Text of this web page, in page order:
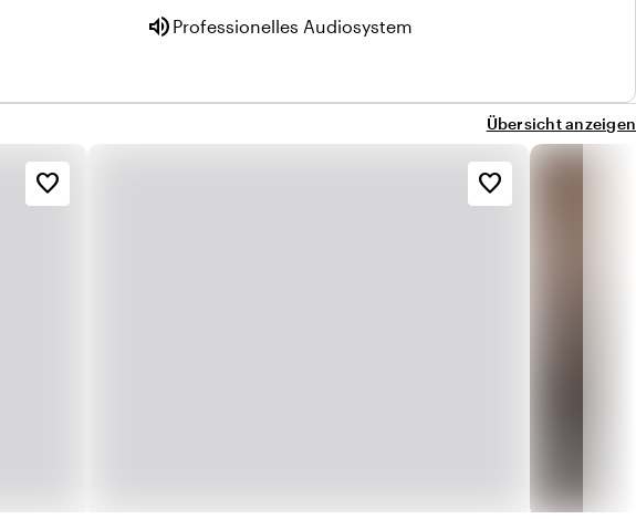
volume_up Professionelles Audiosystem
Übersicht anzeigen
favorite_border favorite_border